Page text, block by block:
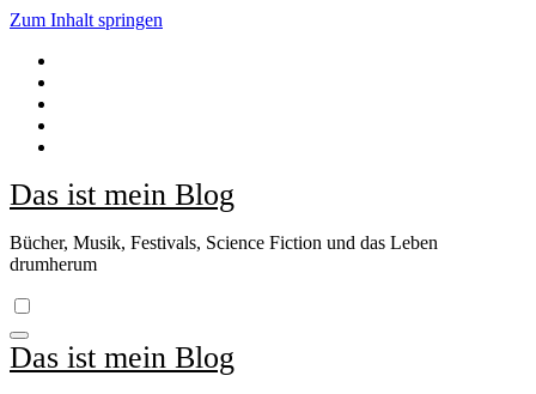
Zum Inhalt springen
Das ist mein Blog
Bücher, Musik, Festivals, Science Fiction und das Leben
drumherum
Das ist mein Blog